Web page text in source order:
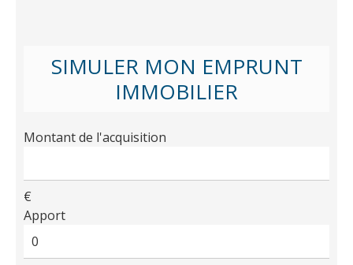
SIMULER MON EMPRUNT
IMMOBILIER
Montant de l'acquisition
€
Apport